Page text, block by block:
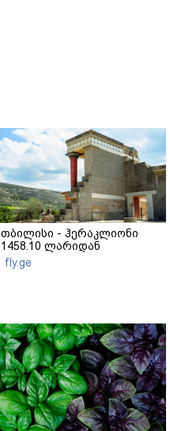
თბილისი - ჰერაკლიონი
1458.10 ლარიდან
fly.ge